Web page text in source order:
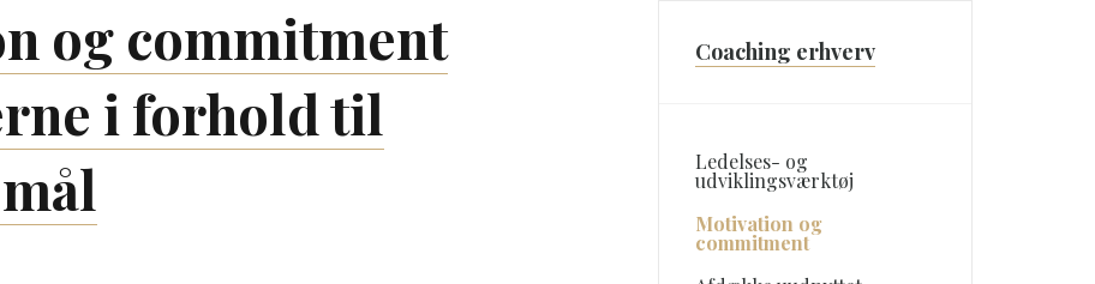
og commitment
i forhold til
Coaching erhverv
Ledelses- og
udviklingsværktøj
Motivation og
commitment